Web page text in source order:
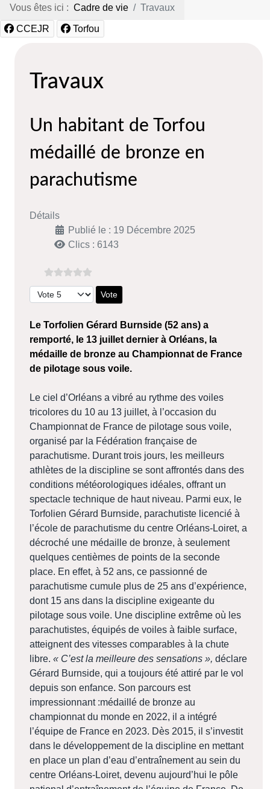
Vous êtes ici : Cadre de vie Travaux
CCEJR Torfou
Travaux
Un habitant de Torfou
médaillé de bronze en
parachutisme
Détails
Publié le : 19 Décembre 2025
Clics : 6143
Veuillez voter
Le Torfolien Gérard Burnside (52 ans) a
remporté, le 13 juillet dernier à Orléans, la
médaille de bronze au Championnat de France
de pilotage sous voile.
Le ciel d’Orléans a vibré au rythme des voiles
tricolores du 10 au 13 juillet, à l’occasion du
Championnat de France de pilotage sous voile,
organisé par la Fédération française de
parachutisme. Durant trois jours, les meilleurs
athlètes de la discipline se sont affrontés dans des
conditions météorologiques idéales, offrant un
spectacle technique de haut niveau. Parmi eux, le
Torfolien Gérard Burnside, parachutiste licencié à
l’école de parachutisme du centre Orléans-Loiret, a
décroché une médaille de bronze, à seulement
quelques centièmes de points de la seconde
place. En effet, à 52 ans, ce passionné de
parachutisme cumule plus de 25 ans d’expérience,
dont 15 ans dans la discipline exigeante du
pilotage sous voile. Une discipline extrême où les
parachutistes, équipés de voiles à faible surface,
atteignent des vitesses comparables à la chute
libre. « C’est la meilleure des sensations », déclare
Gérard Burnside, qui a toujours été attiré par le vol
depuis son enfance. Son parcours est
impressionnant :médaillé de bronze au
championnat du monde en 2022, il a intégré
l’équipe de France en 2023. Dès 2015, il s’investit
dans le développement de la discipline en mettant
en place un plan d’eau d’entraînement au sein du
centre Orléans-Loiret, devenu aujourd’hui le pôle